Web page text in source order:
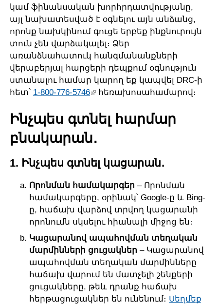
կամ ֆինանսական խորհրդատվությանը,
այլ նախատեսված է օգնելու այն անձանց,
որոնք նախկինում գուցե երբեք ինքնուրույն
տուն չեն վարձակալել։ Ձեր
առանձնահատուկ հանգմանանքների
վերաբերյալ հարցերի դեպքում օգնություն
ստանալու համար կարող եք կապվել DRC-ի
հետ՝ 1-800-776-5746 հեռախոսահամարով։
Ինչպես գտնել հարմար
բնակարան․
1. Ինչպես գտնել կացարան․
Որոնման համակարգեր – Որոնման
համակարգերը, օրինակ՝ Google-ը և Bing-
ը, հաճախ վարձով տրվող կացարանի
որոնումն սկսելու հիանալի միջոց են։
Կացարանով ապահովման տեղական
մարմինների ցուցակներ – Կացարանով
ապահովման տեղական մարմինները
հաճախ վարում են մատչելի շենքերի
ցուցակները, թեև դրանք հաճախ
հերթացուցակներ են ունենում։ Սեղմեք